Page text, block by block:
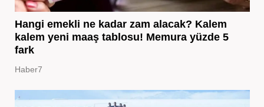
Hangi emekli ne kadar zam alacak? Kalem
kalem yeni maaş tablosu! Memura yüzde 5
fark
Haber7